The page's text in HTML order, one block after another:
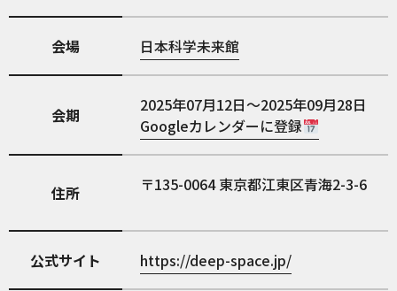
会場 日本科学未来館
会期
2025年07月12日～2025年09月28日
Googleカレンダーに登録
住所 135-0064東京都江東区青海2-3-6
公式サイト https://deep-space.jp/